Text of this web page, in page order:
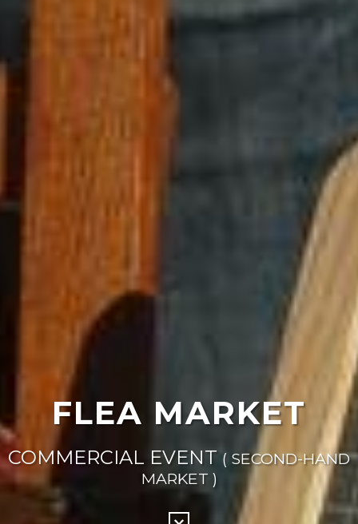
FLEA MARKET
COMMERCIAL EVENT( SECOND-HAND
MARKET )